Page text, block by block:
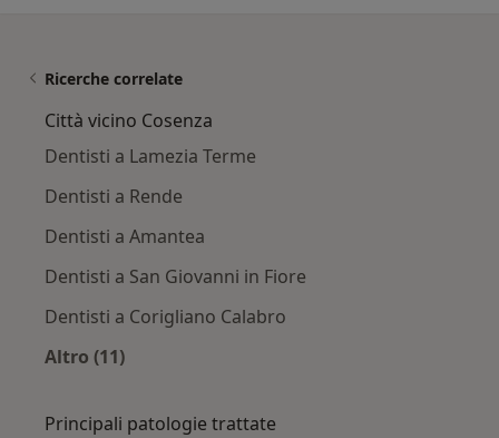
Ricerche correlate
Città vicino Cosenza
Dentisti a Lamezia Terme
Dentisti a Rende
Dentisti a Amantea
Dentisti a San Giovanni in Fiore
Dentisti a Corigliano Calabro
Altro (11)
Principali patologie trattate